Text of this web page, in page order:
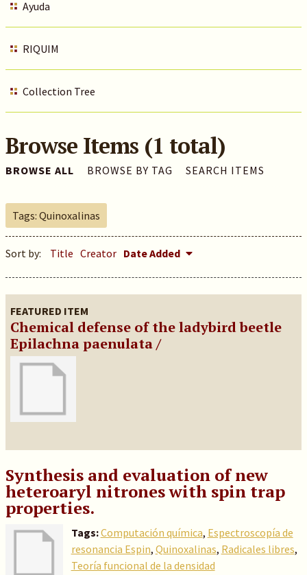
Ayuda
RIQUIM
Collection Tree
Browse Items (1 total)
BROWSE ALL BROWSE BY TAG SEARCH ITEMS
Tags: Quinoxalinas
Sort by: Title Creator Date Added
FEATURED ITEM
Chemical defense of the ladybird beetle
Epilachna paenulata /
Synthesis and evaluation of new
heteroaryl nitrones with spin trap
properties.
Tags:Computación química, Espectroscopía de
resonancia Espin, Quinoxalinas, Radicales libres,
Teoría funcional de la densidad